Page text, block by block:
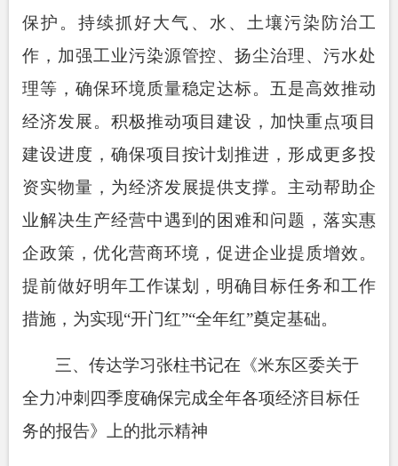
保护。持续抓好大气、水、土壤污染防治工
作，加强工业污染源管控、扬尘治理、污水处
理等，确保环境质量稳定达标。 五是高效推动
经济发展。 积极推动项目建设，加快重点项目
建设进度，确保项目按计划推进，形成更多投
资实物量，为经济发展提供支撑。主动帮助企
业解决生产经营中遇到的困难和问题，落实惠
企政策，优化营商环境，促进企业提质增效。
提前做好明年工作谋划，明确目标任务和工作
措施，为实现“开门红”“全年红”奠定基础。
三、传达学习张柱书记在《米东区委关于
全力冲刺四季度确保完成全年各项经济目标任
务的报告》上的批示精神